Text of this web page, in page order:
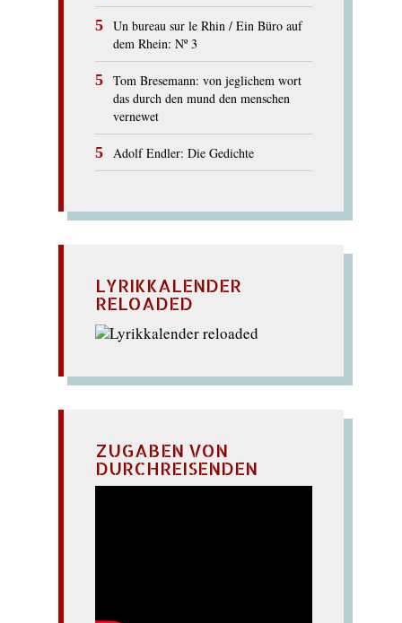
Un bureau sur le Rhin / Ein Büro auf
dem Rhein: Nº 3
Tom Bresemann: von jeglichem wort
das durch den mund den menschen
vernewet
Adolf Endler: Die Gedichte
LYRIKKALENDER
RELOADED
ZUGABEN VON
DURCHREISENDEN